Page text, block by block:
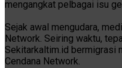
mengangkat pelbagai isu
Sejak awal mengudara,
Network. Seiring waktu,
Sekitarkaltim.id bermigrasi
Cendana Network.